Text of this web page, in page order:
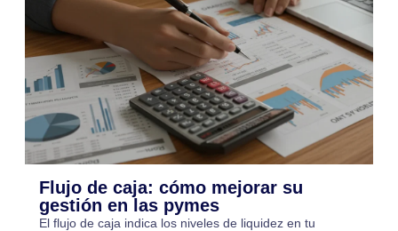
Flujo de caja: cómo mejorar su
gestión en las pymes
El flujo de caja indica los niveles de liquidez en tu